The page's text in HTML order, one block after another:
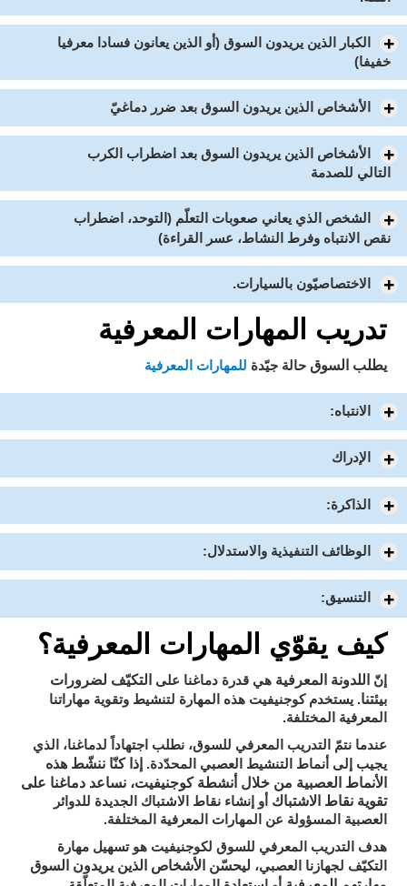
الكبار الذين يريدون السوق (أو الذين يعانون فسادا معرفيا
خفيفا)
الأشخاص الذين يريدون السوق بعد ضرر دماغيّ
الأشخاص الذين يريدون السوق بعد اضطراب الكرب
التالي للصدمة
الشخص الذي يعاني صعوبات التعلّم (التوحد، اضطراب
نقص الانتباه وفرط النشاط، عسر القراءة)
الاختصاصيّون بالسيارات.
تدريب المهارات المعرفية
يطلب السوق حالة جيّدة للمهارات المعرفية
الانتباه:
الإدراك
الذاكرة:
الوظائف التنفيذية والاستدلال:
التنسيق:
كيف يقوّي المهارات المعرفية؟
إنّ اللدونة المعرفية هي قدرة دماغنا على التكيّف لضرورات
بيئتنا. يستخدم كوجنيفيت هذه المهارة لتنشيط وتقوية مهاراتنا
المعرفية المختلفة.
عندما نتمّ التدريب المعرفي للسوق، نطلب اجتهاداً لدماغنا، الذي
يجيب إلى أنماط التنشيط العصبي المحدّدة. إذا كنّا ننشّط هذه
الأنماط العصبية من خلال أنشطة كوجنيفيت، نساعد دماغنا على
تقوية نقاط الاشتباك أو إنشاء نقاط الاشتباك الجديدة للدوائر
العصبية المسؤولة عن المهارات المعرفية المختلفة.
هدف التدريب المعرفي للسوق لكوجنيفيت هو تسهيل مهارة
التكيّف لجهازنا العصبي، ليحسّن الأشخاص الذين يريدون السوق